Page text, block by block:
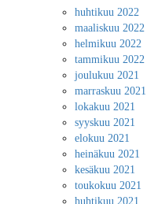
huhtikuu 2022
maaliskuu 2022
helmikuu 2022
tammikuu 2022
joulukuu 2021
marraskuu 2021
lokakuu 2021
syyskuu 2021
elokuu 2021
heinäkuu 2021
kesäkuu 2021
toukokuu 2021
huhtikuu 2021